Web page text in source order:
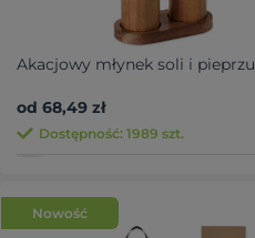
Akacjowy młynek soli i pieprzu
od 68,49 zł
Dostępność: 1989 szt.
Nowość